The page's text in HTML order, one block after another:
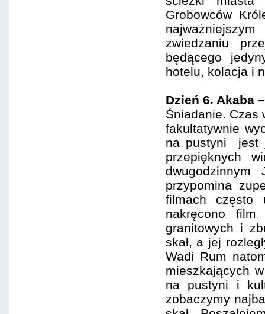
Grobowców
zwiedzaniu
będącego
hotelu, kolacja i
Dzień 6. Akaba
Śniadanie. Czas
fakultatywnie
na pustyni jest
przepięknych
przypomina
filmach często
nakręcono film
granitowych i
skał, a jej
Wadi Rum
mieszkających
na pustyni i
zobaczymy